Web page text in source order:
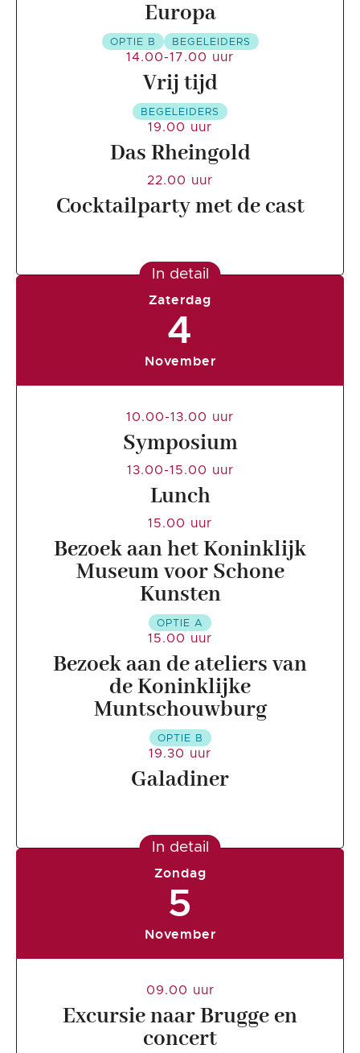
Europa
OPTIE B BEGELEIDERS
14.00-17.00 uur
Vrij tijd
BEGELEIDERS
19.00 uur
Das Rheingold
22.00 uur
Cocktailparty met de cast
In detail
Zaterdag
4
November
10.00-13.00 uur
Symposium
13.00-15.00 uur
Lunch
15.00 uur
Bezoek aan het Koninklijk
Museum voor Schone
Kunsten
OPTIE A
15.00 uur
Bezoek aan de ateliers van
de Koninklijke
Muntschouwburg
OPTIE B
19.30 uur
Galadiner
In detail
Zondag
5
November
09.00 uur
Excursie naar Brugge en
concert